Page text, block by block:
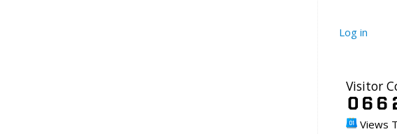
Log in
Visitor
Views